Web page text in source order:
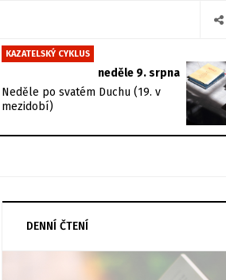
KAZATELSKÝ CYKLUS
neděle 9. srpna
Neděle po svatém Duchu (19. v
mezidobí)
DENNÍ ČTENÍ